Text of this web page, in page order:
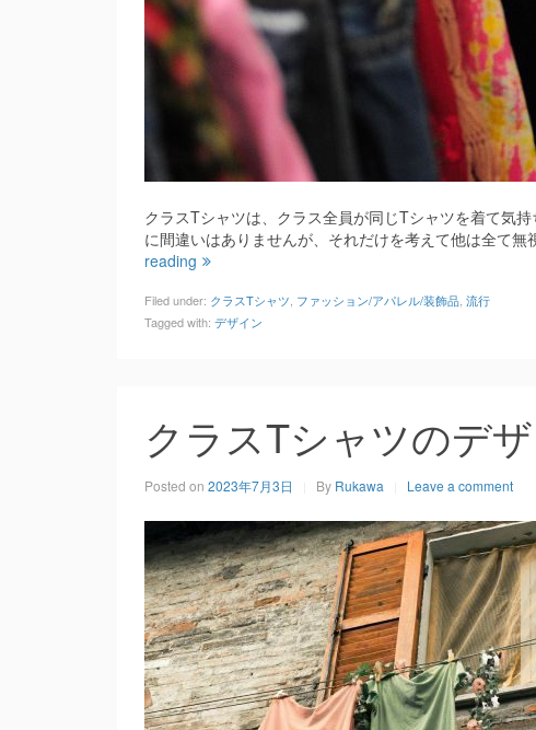
クラスTシャツは、クラス全員が同じTシャツを着て気
に間違いはありませんが、それだけを考えて他は全て無
reading
Filed under: クラスTシャツ ファッション/アパレル/装飾品 流行
Tagged with: デザイン
クラスTシャツのデ
Posted on 2023年7月3日 By Rukawa Leave a comment